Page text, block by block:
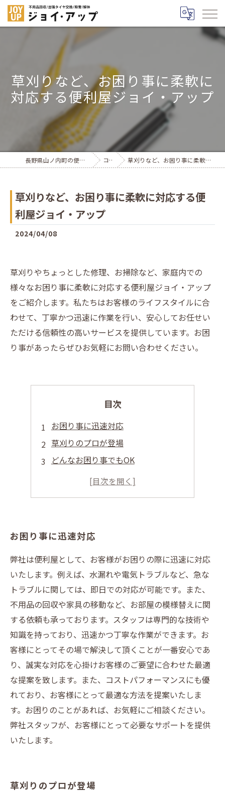
草刈りなど、お困り事に柔軟に
対応する便利屋ジョイ・アップ
長野県山ノ内町の便利屋ならジョイ・アップ コラム 草刈りなど、お困り事に柔軟に対応する便利屋ジョイ・アップ
草刈りなど、お困り事に柔軟に対応する便
利屋ジョイ・アップ
2024/04/08
草刈りやちょっとした修理、お掃除など、家庭内での
様々なお困り事に柔軟に対応する便利屋ジョイ・アップ
をご紹介します。私たちはお客様のライフスタイルに合
わせて、丁寧かつ迅速に作業を行い、安心してお任せい
ただける信頼性の高いサービスを提供しています。お困
り事があったらぜひお気軽にお問い合わせください。
目次
お困り事に迅速対応
草刈りのプロが登場
どんなお困り事でもOK
草刈り以外も承ります
お困り事に迅速対応
弊社は便利屋として、お客様がお困りの際に迅速に対応
いたします。例えば、水漏れや電気トラブルなど、急な
トラブルに関しては、即日での対応が可能です。また、
不用品の回収や家具の移動など、お部屋の模様替えに関
する依頼も承っております。スタッフは専門的な技術や
知識を持っており、迅速かつ丁寧な作業ができます。お
客様にとってその場で解決して頂くことが一番安心であ
り、誠実な対応を心掛けお客様のご要望に合わせた最適
な提案を致します。また、コストパフォーマンスにも優
れており、お客様にとって最適な方法を提案いたしま
す。お困りのことがあれば、お気軽にご相談ください。
弊社スタッフが、お客様にとって必要なサポートを提供
いたします。
草刈りのプロが登場